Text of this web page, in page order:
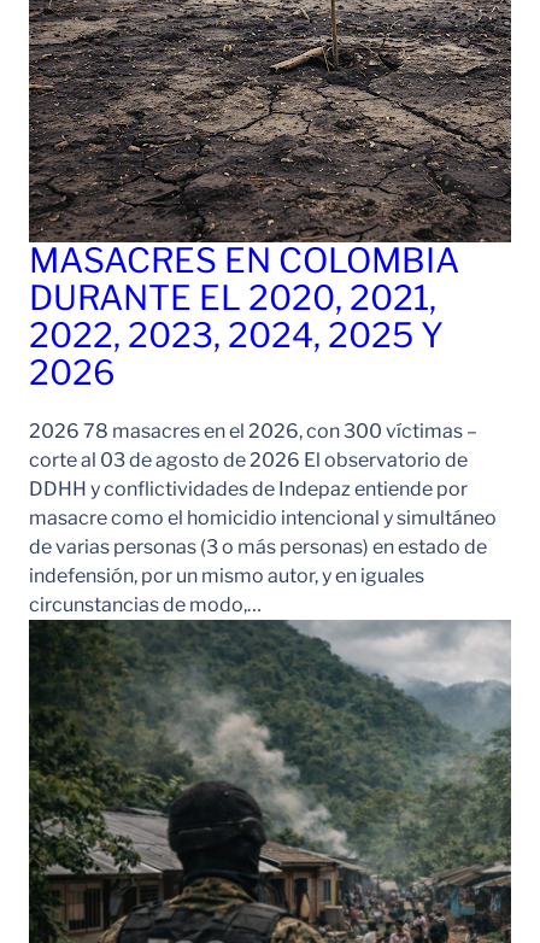
MASACRES EN COLOMBIA
DURANTE EL 2020, 2021,
2022, 2023, 2024, 2025 Y
2026
2026 78 masacres en el 2026, con 300 víctimas –
corte al 03 de agosto de 2026 El observatorio de
DDHH y conflictividades de Indepaz entiende por
masacre como el homicidio intencional y simultáneo
de varias personas (3 o más personas) en estado de
indefensión, por un mismo autor, y en iguales
circunstancias de modo,…